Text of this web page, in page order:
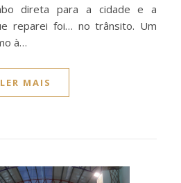
direta para a cidade e a
reparei foi… no trânsito. Um
à…
LER MAIS